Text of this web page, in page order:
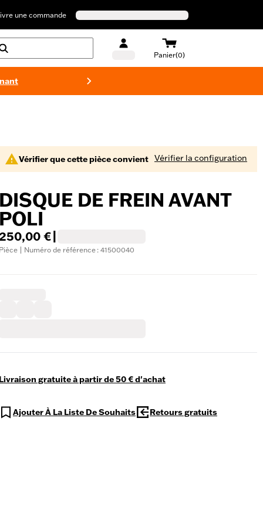
une commande
Panier(0)
Vérifier que cette pièce convient Vérifier la configuration
DE FREIN AVANT
€
| Numéro de référence : 41500040
gratuite à partir de 50 € d'achat
Ajouter À La Liste De Souhaits Retours gratuits